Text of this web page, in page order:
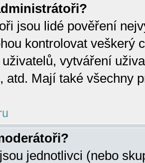
jsou lidé pověření
kontrolovat veškerý
vytváření
atd. Mají také všechny
jednotlivci (nebo